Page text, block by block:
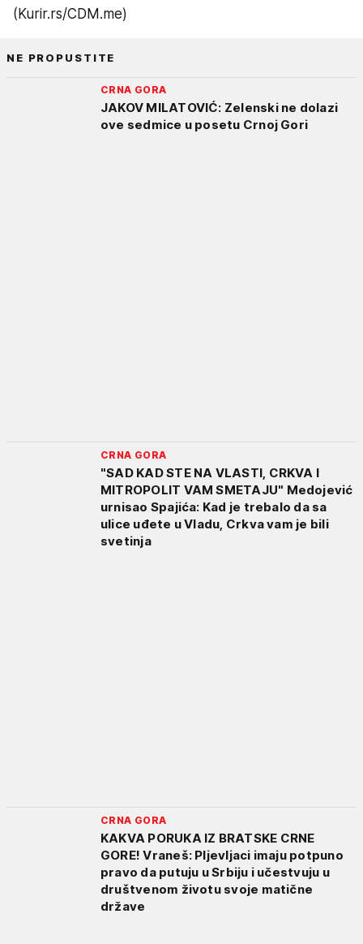
(Kurir.rs/CDM.me)
NE PROPUSTITE
CRNA GORA
JAKOV MILATOVIĆ: Zelenski ne dolazi
ove sedmice u posetu Crnoj Gori
CRNA GORA
"SAD KAD STE NA VLASTI, CRKVA I
MITROPOLIT VAM SMETAJU" Medojević
urnisao Spajića: Kad je trebalo da sa
ulice uđete u Vladu, Crkva vam je bili
svetinja
CRNA GORA
KAKVA PORUKA IZ BRATSKE CRNE
GORE! Vraneš: Pljevljaci imaju potpuno
pravo da putuju u Srbiju i učestvuju u
društvenom životu svoje matične
države